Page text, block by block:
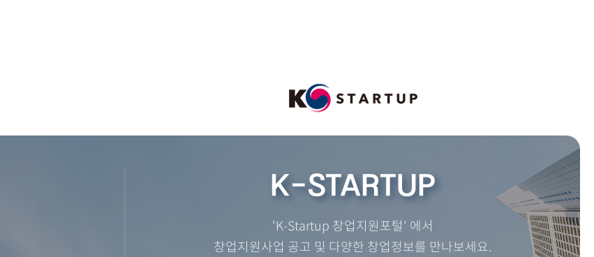
K-STARTUP
'K-Startup 창업지원포털' 에서
창업지원사업 공고 및 다양한 창업정보를 만나보세요.